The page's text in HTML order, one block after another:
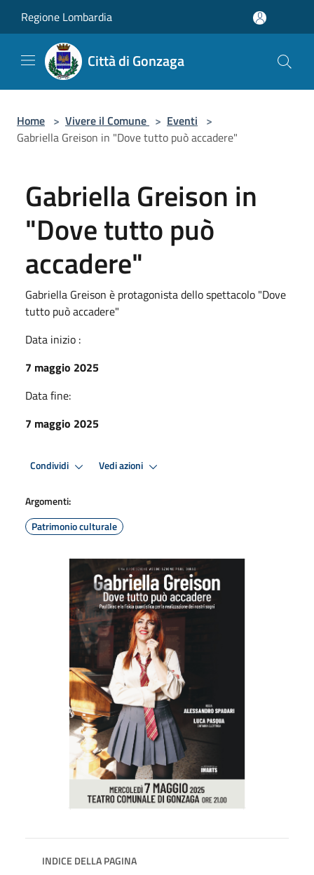
Regione Lombardia
Città di Gonzaga
Home > Vivere il Comune > Eventi >
Gabriella Greison in "Dove tutto può accadere"
Gabriella Greison in
"Dove tutto può
accadere"
Gabriella Greison è protagonista dello spettacolo "Dove
tutto può accadere"
Data inizio :
7 maggio 2025
Data fine:
7 maggio 2025
Condividi Vedi azioni
Argomenti:
Patrimonio culturale
INDICE DELLA PAGINA